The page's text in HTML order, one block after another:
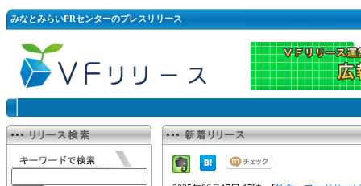
みなとみらいPRセンターのプレスリリース